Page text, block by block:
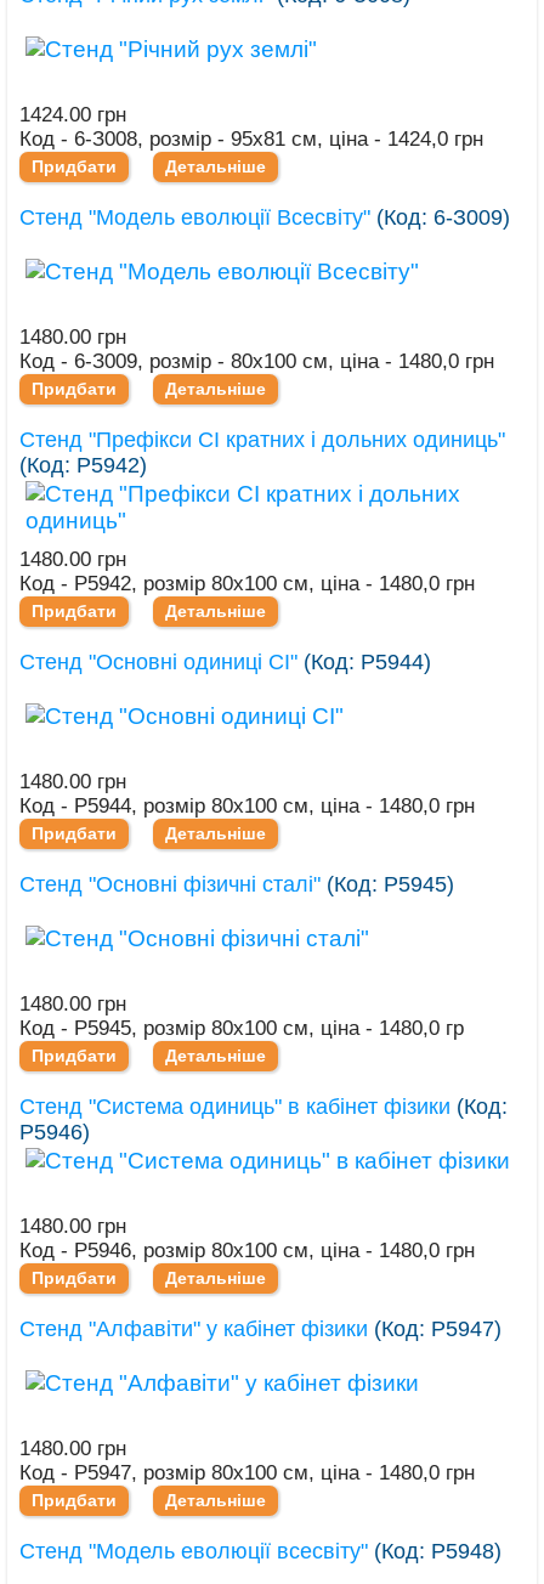
1424.00 грн
Код - 6-З008, розмір - 95х81 см, ціна - 1424,0 грн
Придбати Детальніше
Стенд "Модель еволюції Всесвіту" (Код: 6-З009)
1480.00 грн
Код - 6-З009, розмір - 80х100 см, ціна - 1480,0 грн
Придбати Детальніше
Стенд "Префікси СІ кратних і дольних одиниць"
(Код: Р5942)
1480.00 грн
Код - Р5942, розмір 80х100 см, ціна - 1480,0 грн
Придбати Детальніше
Стенд "Основні одиниці СІ" (Код: Р5944)
1480.00 грн
Код - Р5944, розмір 80х100 см, ціна - 1480,0 грн
Придбати Детальніше
Стенд "Основні фізичні сталі" (Код: Р5945)
1480.00 грн
Код - Р5945, розмір 80х100 см, ціна - 1480,0 гр
Придбати Детальніше
Стенд "Система одиниць" в кабінет фізики (Код:
Р5946)
1480.00 грн
Код - Р5946, розмір 80х100 см, ціна - 1480,0 грн
Придбати Детальніше
Стенд "Алфавіти" у кабінет фізики (Код: Р5947)
1480.00 грн
Код - Р5947, розмір 80х100 см, ціна - 1480,0 грн
Придбати Детальніше
Стенд "Модель еволюції всесвіту" (Код: Р5948)